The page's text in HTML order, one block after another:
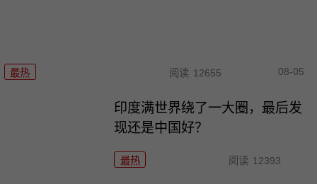
最热 阅读 12655 08-05
印度满世界绕了一大圈，最后发
现还是中国好？
最热 阅读 12393